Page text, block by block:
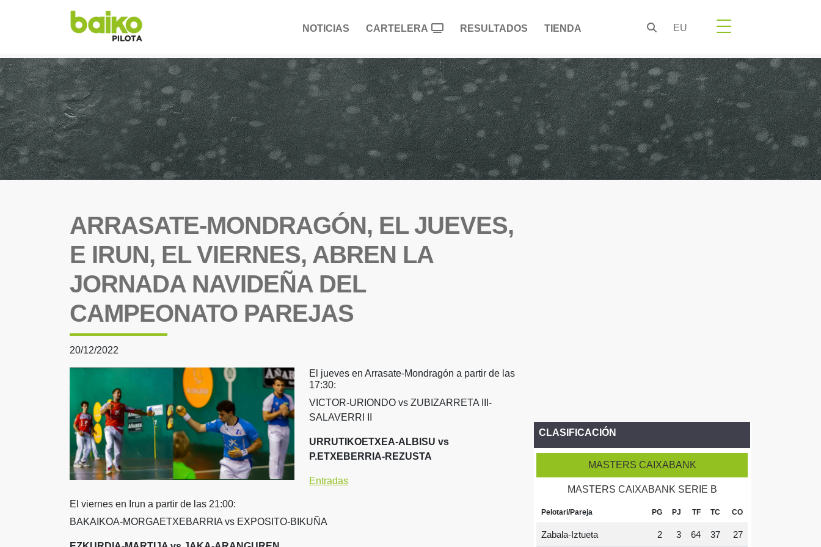
NOTICIAS CARTELERA RESULTADOS TIENDA EU
ARRASATE-MONDRAGÓN, EL JUEVES,
E IRUN, EL VIERNES, ABREN LA
JORNADA NAVIDEÑA DEL
CAMPEONATO PAREJAS
20/12/2022
El jueves en Arrasate-Mondragón a partir de las
17:30:
VICTOR-URIONDO vs ZUBIZARRETA III-
SALAVERRI II
URRUTIKOETXEA-ALBISU vs
P.ETXEBERRIA-REZUSTA
Entradas
El viernes en Irun a partir de las 21:00:
BAKAIKOA-MORGAETXEBARRIA vs EXPOSITO-BIKUÑA
CLASIFICACIÓN
MASTERS CAIXABANK
MASTERS CAIXABANK SERIE B
Pelotari/Pareja PG PJ TF TC CO
Zabala-Iztueta 2 3 64 37 27